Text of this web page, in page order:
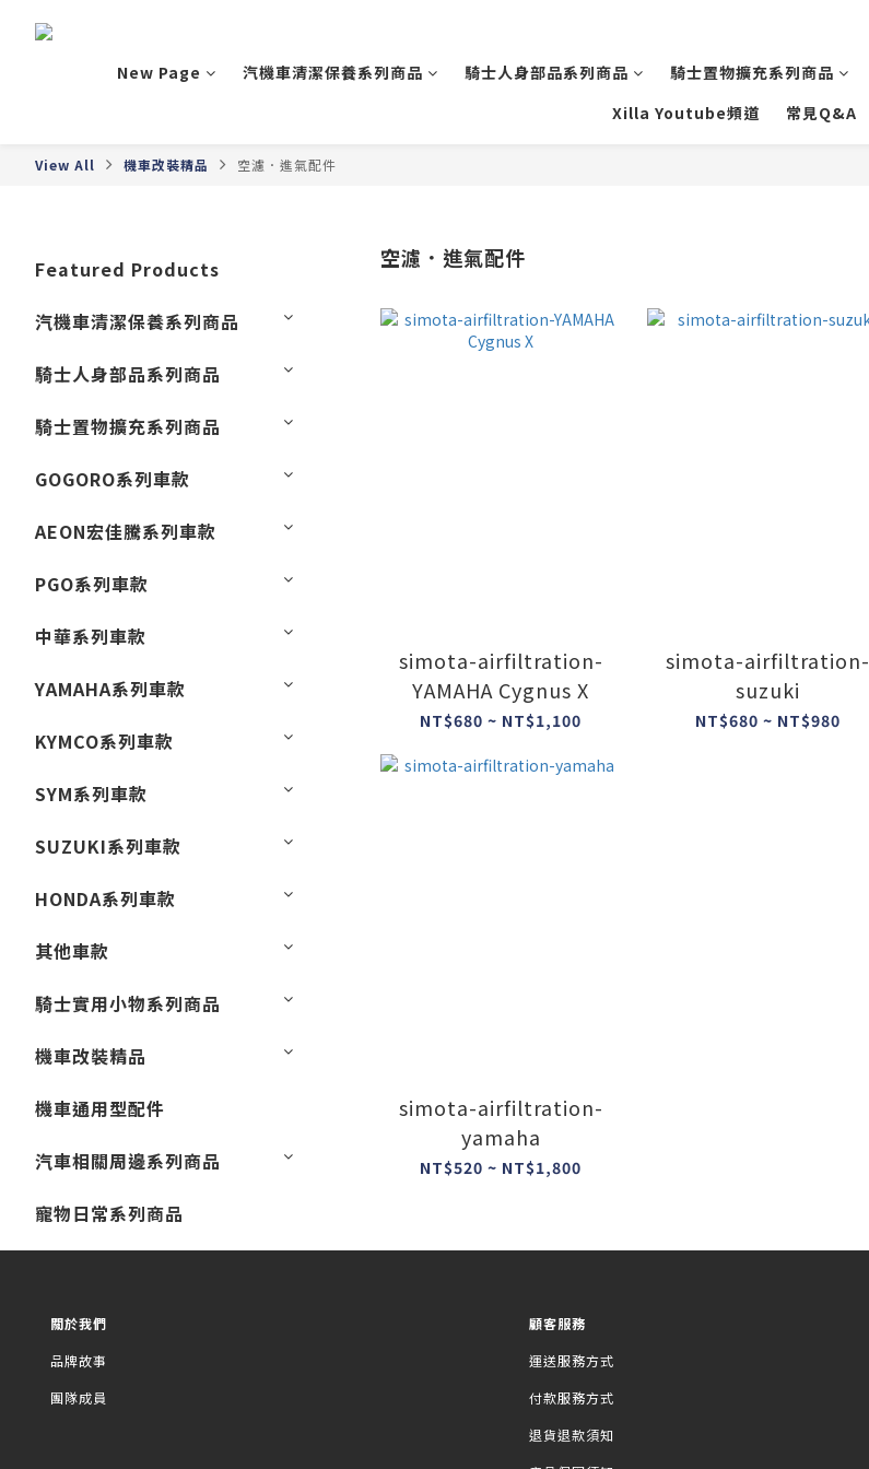
New Page
汽機車清潔保養系列商品 騎士人身部品系列商品 騎士置物擴充系列商品
Xilla Youtube頻道
常見Q&A
View All 機車改裝精品 空濾．進氣配件
Featured Products
汽機車清潔保養系列商品
騎士人身部品系列商品
騎士置物擴充系列商品
GOGORO系列車款
AEON宏佳騰系列車款
PGO系列車款
中華系列車款
YAMAHA系列車款
KYMCO系列車款
SYM系列車款
SUZUKI系列車款
HONDA系列車款
其他車款
騎士實用小物系列商品
機車改裝精品
機車通用型配件
汽車相關周邊系列商品
寵物日常系列商品
空濾．進氣配件
simota-airfiltration-
YAMAHA Cygnus X
NT$680 ~ NT$1,100
simota-airfiltration-
suzuki
NT$680 ~ NT$980
simota-airfiltration-
yamaha
NT$520 ~ NT$1,800
關於我們
品牌故事
團隊成員
顧客服務
運送服務方式
付款服務方式
退貨退款須知